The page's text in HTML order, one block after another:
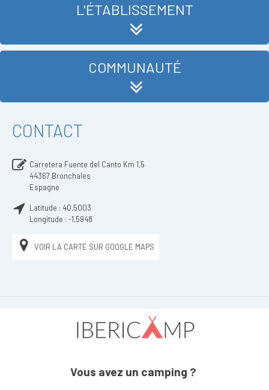
L'ÉTABLISSEMENT
COMMUNAUTÉ
CONTACT
Carretera Fuente del Canto Km 1,5
44367 Bronchales
Espagne
Latitude : 40,5003
Longitude : -1,5948
VOIR LA CARTE SUR GOOGLE MAPS
Vous avez un camping ?